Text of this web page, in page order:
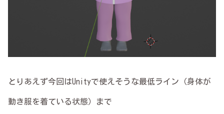
とりあえず今回はUnityで使えそうな最低ライン（身体が
動き服を着ている状態）まで